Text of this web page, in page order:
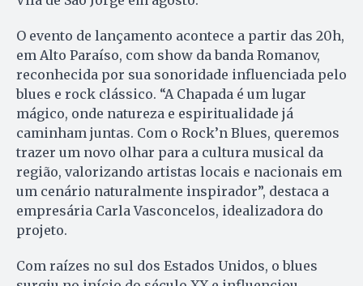
O evento de lançamento acontece a partir das 20h,
em Alto Paraíso, com show da banda Romanov,
reconhecida por sua sonoridade influenciada pelo
blues e rock clássico. “A Chapada é um lugar
mágico, onde natureza e espiritualidade já
caminham juntas. Com o Rock’n Blues, queremos
trazer um novo olhar para a cultura musical da
região, valorizando artistas locais e nacionais em
um cenário naturalmente inspirador”, destaca a
empresária Carla Vasconcelos, idealizadora do
projeto.
Com raízes no sul dos Estados Unidos, o blues